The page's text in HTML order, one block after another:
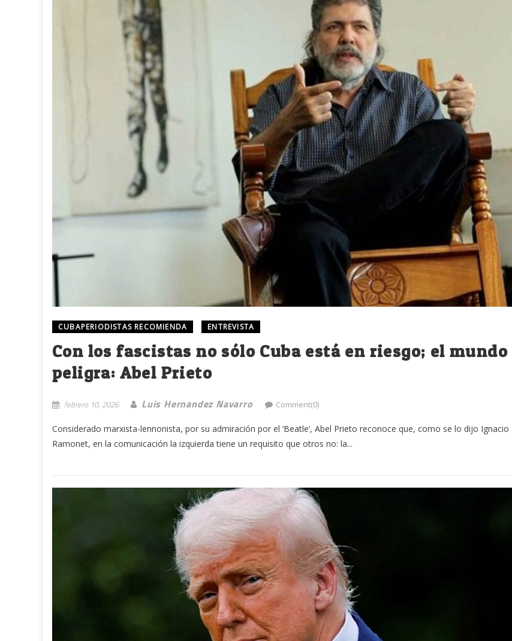
CUBAPERIODISTAS RECOMIENDA ENTREVISTA
Con los fascistas no sólo Cuba está en riesgo; el mundo
peligra: Abel Prieto
febrero 10, 2026 Luis Hernandez Navarro Comment(0)
Considerado marxista-lennonista, por su admiración por el ‘Beatle’, Abel Prieto reconoce que, como se lo dijo Ignacio
Ramonet, en la comunicación la izquierda tiene un requisito que otros no: la...